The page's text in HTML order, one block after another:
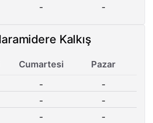
- -
Kalkış
Cumartesi
Pazar
-
-
-
-
- -